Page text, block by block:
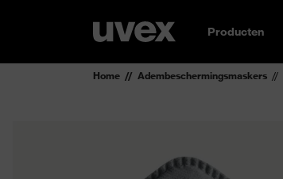
Producten
Home Adembeschermingsmaskers